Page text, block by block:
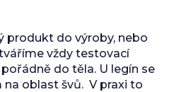
produkt do výroby, nebo
vždy testovací
do těla. U legín se
oblast švů. V praxi to